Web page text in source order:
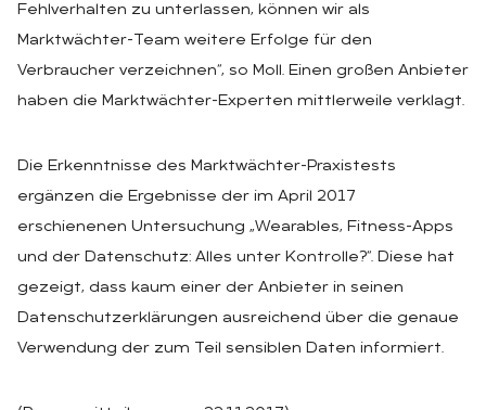
Fehlverhalten zu unterlassen, können wir als
Marktwächter-Team weitere Erfolge für den
Verbraucher verzeichnen“, so Moll. Einen großen Anbieter
haben die Marktwächter-Experten mittlerweile verklagt.
Die Erkenntnisse des Marktwächter-Praxistests
ergänzen die Ergebnisse der im April 2017
erschienenen Untersuchung „Wearables, Fitness-Apps
und der Datenschutz: Alles unter Kontrolle?“. Diese hat
gezeigt, dass kaum einer der Anbieter in seinen
Datenschutzerklärungen ausreichend über die genaue
Verwendung der zum Teil sensiblen Daten informiert.